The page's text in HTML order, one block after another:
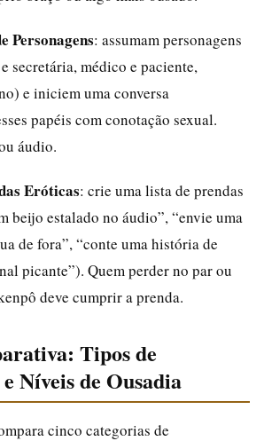
Personagens: assumam personagens
secretária, médico e paciente,
e iniciem uma conversa
papéis com conotação sexual.
áudio.
Eróticas: crie uma lista de prendas
beijo estalado no áudio”, “envie uma
de fora”, “conte uma história de
picante”). Quem perder no par ou
deve cumprir a prenda.
Tipos de
Níveis de Ousadia
cinco categorias de